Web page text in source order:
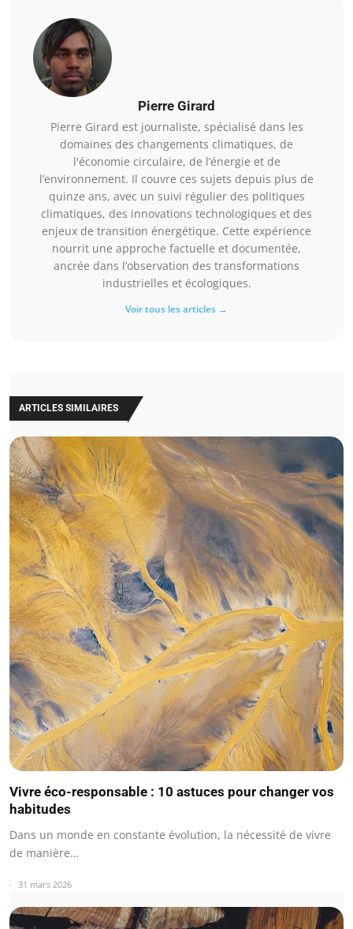
Pierre Girard
Pierre Girard est journaliste, spécialisé dans les
domaines des changements climatiques, de
l'économie circulaire, de l’énergie et de
l’environnement. Il couvre ces sujets depuis plus de
quinze ans, avec un suivi régulier des politiques
climatiques, des innovations technologiques et des
enjeux de transition énergétique. Cette expérience
nourrit une approche factuelle et documentée,
ancrée dans l’observation des transformations
industrielles et écologiques.
Voir tous les articles →
ARTICLES SIMILAIRES
Vivre éco-responsable : 10 astuces pour changer vos
habitudes
Dans un monde en constante évolution, la nécessité de vivre
de manière…
31 mars 2026